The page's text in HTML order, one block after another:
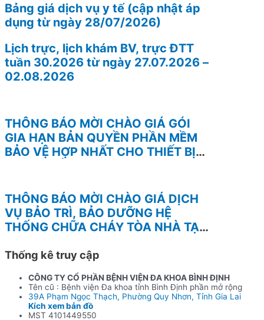
Bảng giá dịch vụ y tế (cập nhật áp
dụng từ ngày 28/07/2026)
Lịch trực, lịch khám BV, trực ĐTT
tuần 30.2026 từ ngày 27.07.2026 –
02.08.2026
THÔNG BÁO MỜI CHÀO GIÁ GÓI
GIA HẠN BẢN QUYỀN PHẦN MỀM
BẢO VỆ HỢP NHẤT CHO THIẾT BỊ
THÔNG BÁO MỜI CHÀO GIÁ DỊCH
VỤ BẢO TRÌ, BẢO DƯỠNG HỆ
THỐNG CHỮA CHÁY TÒA NHÀ TẠI
Thống kê truy cập
CÔNG TY CỔ PHẦN BỆNH VIỆN ĐA KHOA BÌNH ĐỊNH
Tên cũ : Bệnh viện Đa khoa tỉnh Bình Định phần mở rộng
39A Phạm Ngọc Thạch, Phường Quy Nhơn, Tỉnh Gia Lai
Kích xem bản đồ
MST 4101449550